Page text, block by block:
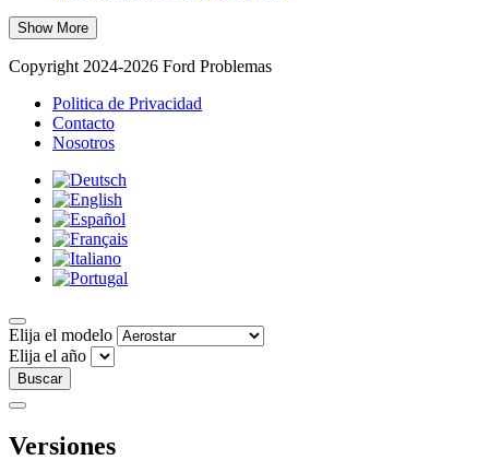
Show More
Copyright 2024-2026 Ford Problemas
Politica de Privacidad
Contacto
Nosotros
Elija el modelo
Elija el año
Buscar
Versiones